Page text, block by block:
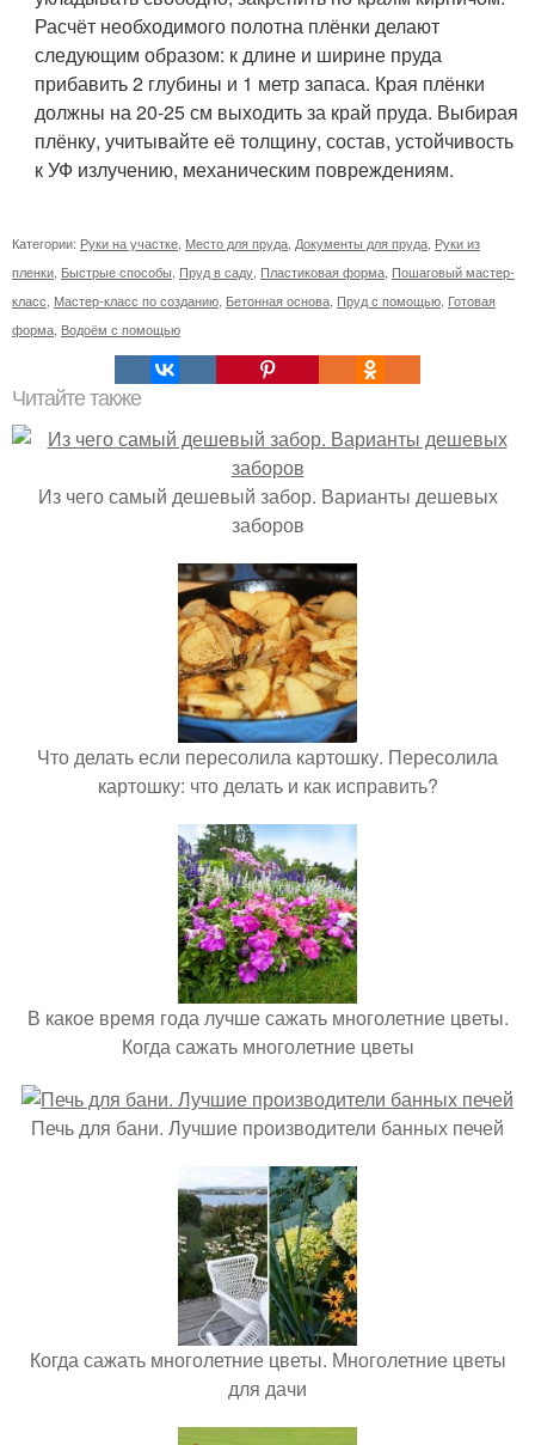
Расчёт необходимого полотна плёнки делают
следующим образом: к длине и ширине пруда
прибавить 2 глубины и 1 метр запаса. Края плёнки
должны на 20-25 см выходить за край пруда. Выбирая
плёнку, учитывайте её толщину, состав, устойчивость
к УФ излучению, механическим повреждениям.
Категории: Руки на участке Место для пруда Документы для пруда Руки из
пленки Быстрые способы Пруд в саду Пластиковая форма Пошаговый мастер-
класс Мастер-класс по созданию Бетонная основа Пруд с помощью Готовая
форма Водоём с помощью
Читайте также
Из чего самый дешевый забор. Варианты дешевых
заборов
Что делать если пересолила картошку. Пересолила
картошку: что делать и как исправить?
В какое время года лучше сажать многолетние цветы.
Когда сажать многолетние цветы
Печь для бани. Лучшие производители банных печей
Когда сажать многолетние цветы. Многолетние цветы
для дачи